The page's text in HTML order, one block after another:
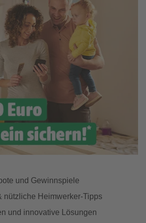
und Gewinnspiele
nützliche Heimwerker-Tipps
und innovative Lösungen